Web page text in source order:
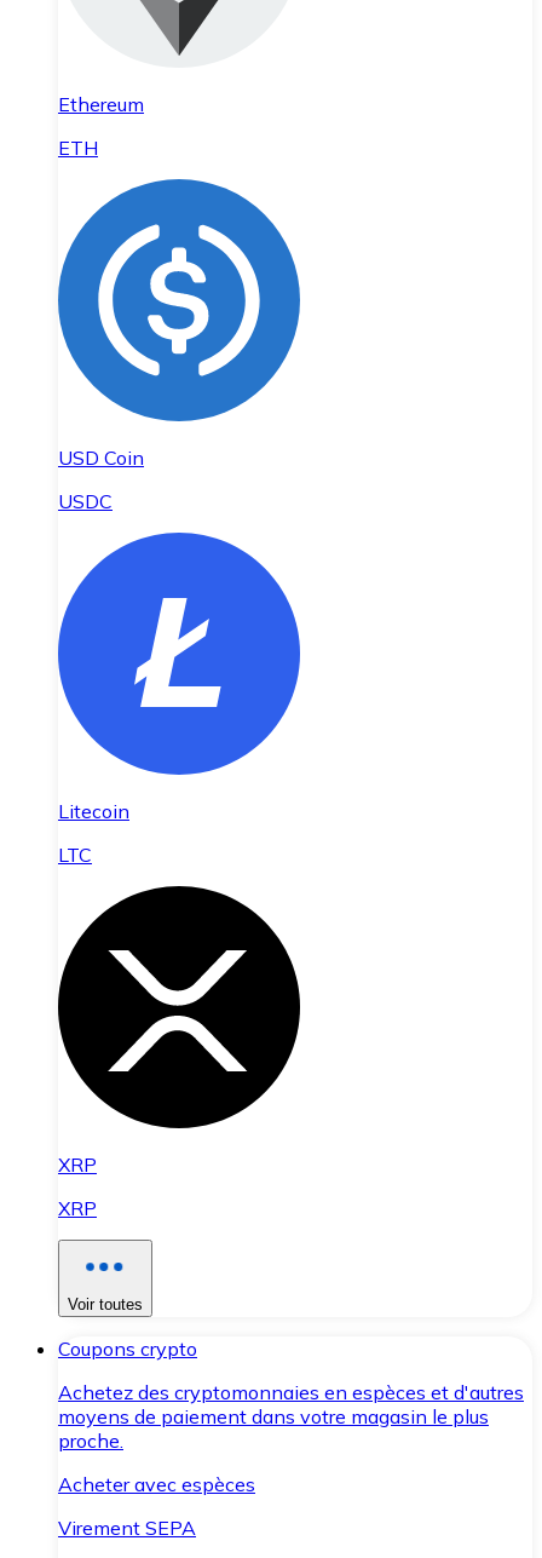
Ethereum
ETH
USD Coin
USDC
Litecoin
LTC
XRP
XRP
Voir toutes
Coupons crypto
Achetez des cryptomonnaies en espèces et d'autres
moyens de paiement dans votre magasin le plus
proche.
Acheter avec espèces
Virement SEPA